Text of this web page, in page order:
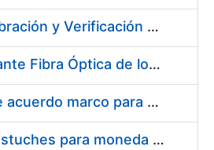
Servicio de Calibración y Verificación Externa de los Equipos de Medición del Servicio de Prevención de la FNMT-RCM
Conexión mediante Fibra Óptica de los Centros de Proceso de Datos (CPDs) de las sedes de la FNMT-RCM de Burgos y Madrid
Contratación de acuerdo marco para el Suministro de Material de Electricidad para la Fábrica Nacional de Moneda y Timbre-Real Casa de la Moneda en su centro de trabajo de Burgos
Suministro de estuches para moneda de 30 €